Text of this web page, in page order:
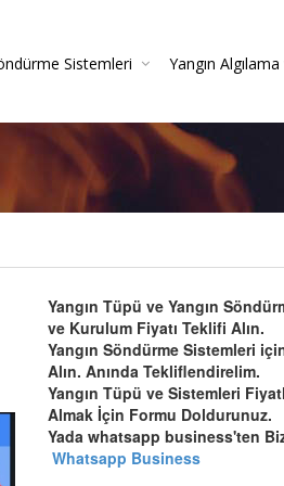
Sistemleri Yangın
Yangın Tüpü ve Yangın
ve Kurulum Fiyatı Teklifi Alın.
Yangın Söndürme Sistemleri
Alın. Anında Tekliflendirelim.
Yangın Tüpü ve Sistemleri
Almak İçin Formu Doldurunuz.
Yada whatsapp business'ten
Whatsapp Business